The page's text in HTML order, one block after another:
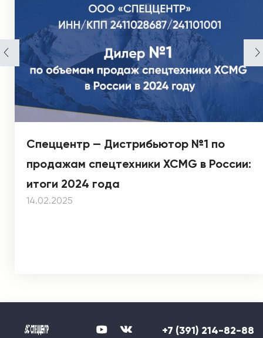
Спеццентр — Дистрибьютор №1 по
продажам спецтехники XCMG в России:
итоги 2024 года
14.02.2025
+7 (391) 214-82-88